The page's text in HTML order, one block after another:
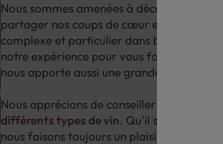
Nous sommes amenées à découvrir et
partager nos coups de cœur et nos
complexe et particulier dans beaucoup
notre expérience pour vous fournir nos
nous apporte aussi une grande fierté.
Nous apprécions de conseiller nos clients
différents types de vin. Qu'il s'agisse de
nous faisons toujours un plaisir de trouver